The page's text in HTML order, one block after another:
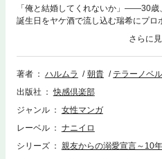
「俺と結婚してくれないか」――30
誕生日をヤケ酒で流し込む瑞希にプ
であり職場の同期でもある総一朗で…
の告白に戸惑いを隠せない瑞希だっ
眼差しに思わずときめいてしまい…※
で」をコミカライズしています。
著者 ハルムラ 朝貴
テラーノベル
出版社
快感倶楽部
ジャンル
女性マンガ
レーベル
ナニイロ
シリーズ
親友からの溺愛宣言～10